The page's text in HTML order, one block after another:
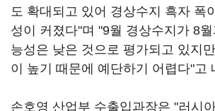
도 확대되고 있어 경상수지 흑자 폭
성이 커졌다"며 "9월 경상수지가 8
능성은 낮은 것으로 평가되고 있지
이 높기 때문에 예단하기 어렵다"고
손호영 산업부 수출입과장은 "러시